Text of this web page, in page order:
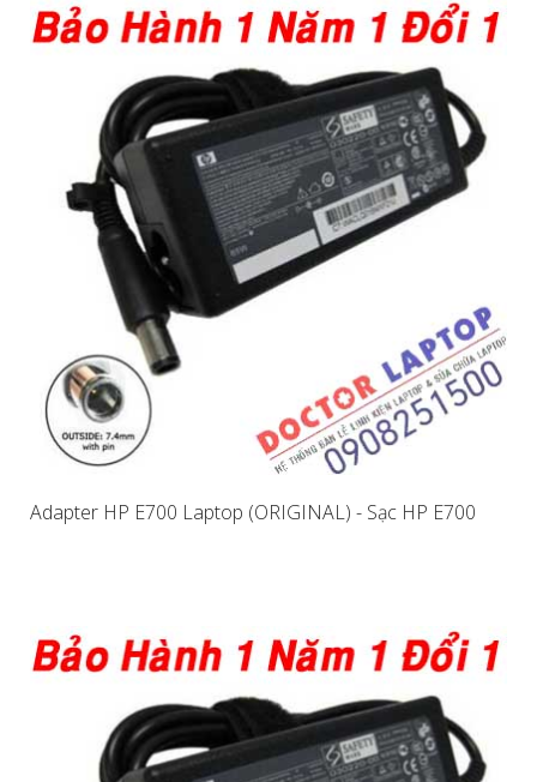
Adapter HP E700 Laptop (ORIGINAL) - Sạc HP E700